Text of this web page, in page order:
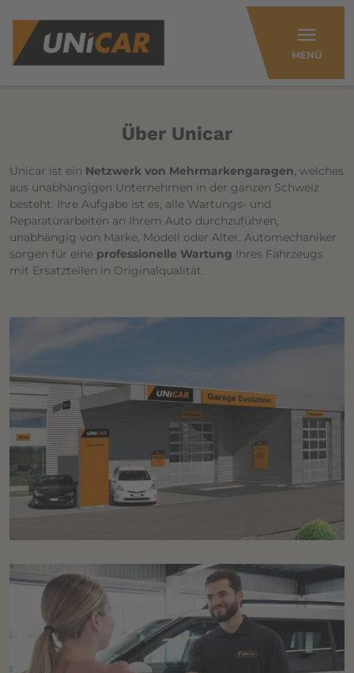
MENÜ
menu
Über Unicar
Unicar ist ein Netzwerk von Mehrmarkengaragen, welches
aus unabhängigen Unternehmen in der ganzen Schweiz
besteht. Ihre Aufgabe ist es, alle Wartungs- und
Reparaturarbeiten an Ihrem Auto durchzuführen,
unabhängig von Marke, Modell oder Alter. Automechaniker
sorgen für eine professionelle Wartung Ihres Fahrzeugs
mit Ersatzteilen in Originalqualität.